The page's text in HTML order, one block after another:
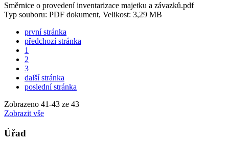
Směrnice o provedení inventarizace majetku a závazků.pdf
Typ souboru: PDF dokument, Velikost: 3,29 MB
první stránka
předchozí stránka
1
2
3
další stránka
poslední stránka
Zobrazeno 41-43 ze 43
Zobrazit vše
Úřad